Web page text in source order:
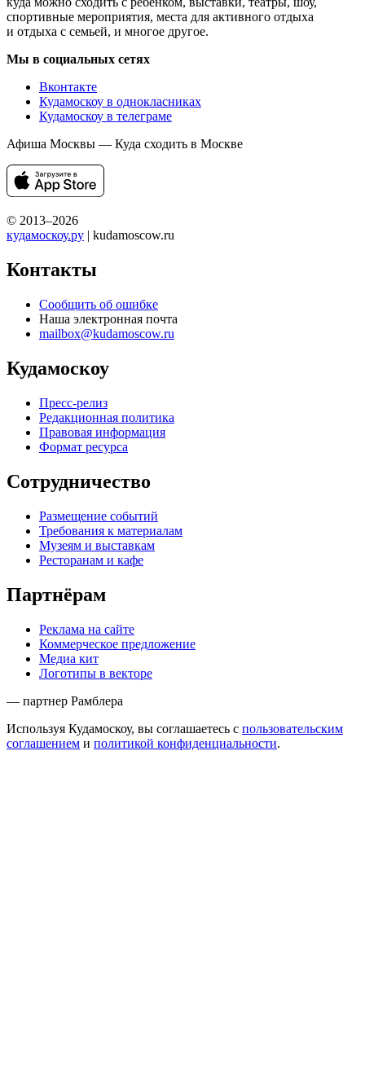
спортивные мероприятия, места для активного отдыха
и отдыха с семьей, и многое другое.
Мы в социальных сетях
Вконтакте
Кудамоскоу в однокласниках
Кудамоскоу в телеграме
Афиша Москвы — Куда сходить в Москве
© 2013–2026
кудамоскоу.ру | kudamoscow.ru
Контакты
Сообщить об ошибке
Наша электронная почта
mailbox@kudamoscow.ru
Кудамоскоу
Пресс-релиз
Редакционная политика
Правовая информация
Формат ресурса
Сотрудничество
Размещение событий
Требования к материалам
Музеям и выставкам
Ресторанам и кафе
Партнёрам
Реклама на сайте
Коммерческое предложение
Медиа кит
Логотипы в векторе
— партнер Рамблера
Используя Кудамоскоу, вы соглашаетесь с пользовательским
соглашением и политикой конфиденциальности.